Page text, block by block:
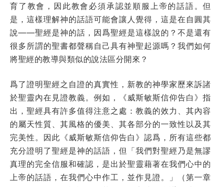
育了教會，因此教會必須承認並順服上帝的話語。但
是，這樣理解神的話語可能會讓人覺得，這是在自圓其
說——聖經是神的話，因爲聖經是這樣說的？不是還有
很多所謂的聖書都聲稱自己具有神聖起源嗎？我們如何
將聖經的教導與類似的說法區分開來？
爲了證明聖經之自證的真實性，新教的神學家歷來訴諸
於聖靈內在見證教義。例如，《威斯敏斯信仰告白》指
出，聖經具有許多值得注意之處：教義的效力、其內容
的屬天性質、其風格的優美、其各部分的一致性以及其
完美性。因此《威斯敏斯信仰告白》認爲，所有這些都
充分證明了聖經是神的話語，但「我們對聖經乃是無謬
真理的完全信服和確認，是出於聖靈藉著在我們心中的
上帝的話語，在我們心中作工，並作見證。」（第一章